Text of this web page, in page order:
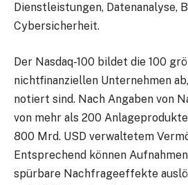
Dienstleistungen, Datenanalyse,
Cybersicherheit.
Der Nasdaq-100 bildet die 100
nichtfinanziellen Unternehmen
notiert sind. Nach Angaben von
von mehr als 200
800 Mrd. USD verwaltetem
Entsprechend können
spürbare Nachfrageeffekte